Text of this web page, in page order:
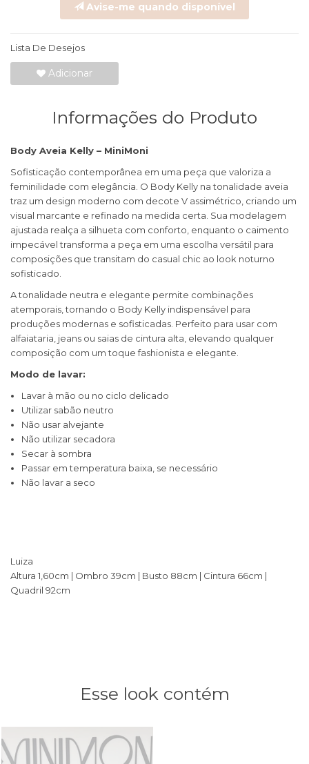
Avise-me quando disponível
Lista De Desejos
Adicionar
Informações do Produto
Body Aveia Kelly – MiniMoni
Sofisticação contemporânea em uma peça que valoriza a
feminilidade com elegância. O Body Kelly na tonalidade aveia
traz um design moderno com decote V assimétrico, criando um
visual marcante e refinado na medida certa. Sua modelagem
ajustada realça a silhueta com conforto, enquanto o caimento
impecável transforma a peça em uma escolha versátil para
composições que transitam do casual chic ao look noturno
sofisticado.
A tonalidade neutra e elegante permite combinações
atemporais, tornando o Body Kelly indispensável para
produções modernas e sofisticadas. Perfeito para usar com
alfaiataria, jeans ou saias de cintura alta, elevando qualquer
composição com um toque fashionista e elegante.
Modo de lavar:
Lavar à mão ou no ciclo delicado
Utilizar sabão neutro
Não usar alvejante
Não utilizar secadora
Secar à sombra
Passar em temperatura baixa, se necessário
Não lavar a seco
Luiza
Altura 1,60cm | Ombro 39cm | Busto 88cm | Cintura 66cm |
Quadril 92cm
Esse look contém